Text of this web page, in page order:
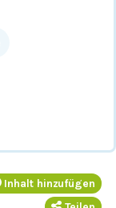
Inhalt hinzufügen